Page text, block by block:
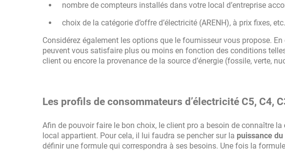
nombre de compteurs installés dans votre local d’entreprise
choix de la catégorie d’offre d’électricité (ARENH), à prix fixes,
Considérez également les options que le fournisseur vous propose.
peuvent vous satisfaire plus ou moins en fonction des conditions
client ou encore la provenance de la source d’énergie (fossile, verte,
Les profils de consommateurs d’électricité C5, C4,
Afin de pouvoir faire le bon choix, le client pro a besoin de connaître la
local appartient. Pour cela, il lui faudra se pencher sur la puissance
définir une formule qui correspondra à ses besoins. Une fois la